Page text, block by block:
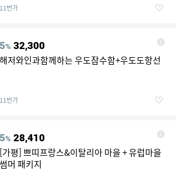
11번가
5% 32,300
해저와인과함께하는 우도잠수함+우도도항선
11번가
5% 28,410
[가평] 쁘띠프랑스&이탈리아 마을 + 유럽마을
썸머 패키지